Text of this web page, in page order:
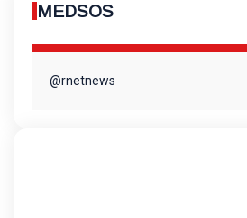
MEDSOS
@rnetnews